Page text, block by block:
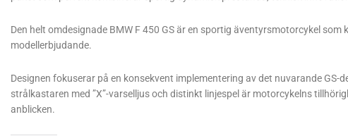
Den helt omdesignade BMW F 450 GS är en sportig äventyrsmotorcykel
modellerbjudande.
Designen fokuserar på en konsekvent implementering av det nuvarande GS-
strålkastaren med ”X”-varselljus och distinkt linjespel är motorcykelns
anblicken.